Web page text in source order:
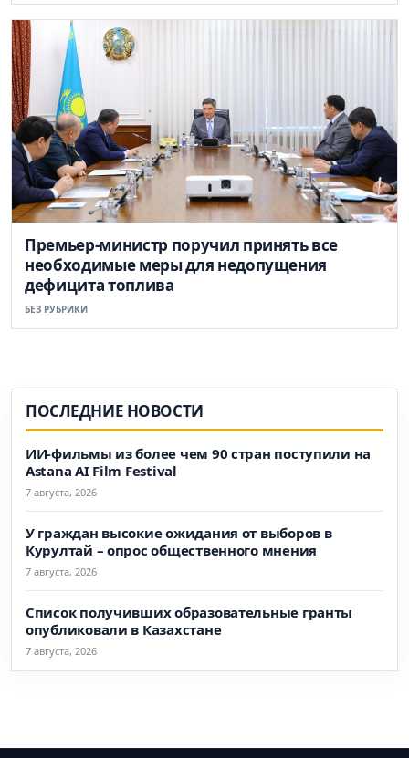
Премьер-министр поручил принять все
необходимые меры для недопущения
дефицита топлива
БЕЗ РУБРИКИ
ПОСЛЕДНИЕ НОВОСТИ
ИИ-фильмы из более чем 90 стран поступили на
Astana AI Film Festival
7 августа, 2026
У граждан высокие ожидания от выборов в
Курултай – опрос общественного мнения
7 августа, 2026
Список получивших образовательные гранты
опубликовали в Казахстане
7 августа, 2026